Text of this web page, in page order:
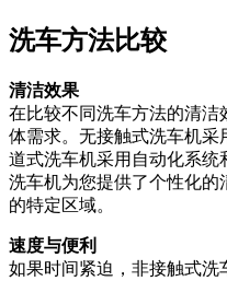
洗车方法比较
清洁效果
在比较不同洗车方法的清
体需求。无接触式洗车机采
道式洗车机采用自动化系统
洗车机为您提供了个性化
的特定区域。
速度与便利
如果时间紧迫，非接触式洗